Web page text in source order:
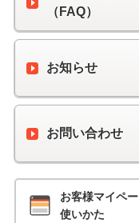
（FAQ）
お知らせ
お問い合わせ
お客様マイペ
使いかた